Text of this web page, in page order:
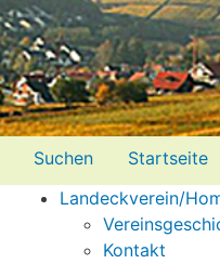
Menü2
Suchen Startseite
Impressum
Landeckverein/
Kontakt